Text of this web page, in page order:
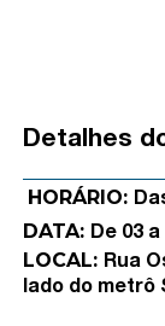
Detalhes
HORÁRIO:
DATA: De 03
LOCAL: Rua
lado do metrô